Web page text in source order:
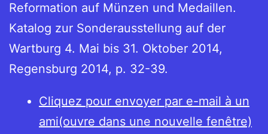
Reformation auf Münzen und Medaillen.
Katalog zur Sonderausstellung auf der
Wartburg 4. Mai bis 31. Oktober 2014,
Regensburg 2014, p. 32-39.
Cliquez pour envoyer par e-mail à un
ami(ouvre dans une nouvelle fenêtre)